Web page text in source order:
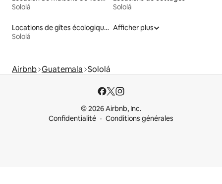
Sololá
Sololá
Locations de gîtes écologiques
Sololá
Afficher plus
Airbnb Guatemala Sololá
© 2026 Airbnb, Inc.
Confidentialité
Conditions générales